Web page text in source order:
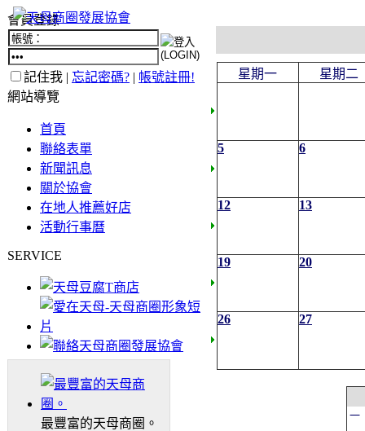
會員登錄
記住我 | 忘記密碼? | 帳號註冊!
網站導覽
首頁
聯絡表單
新聞訊息
關於協會
在地人推薦好店
活動行事曆
SERVICE
最豐富的天母商圈。
星期一 星期二
5 6
12 13
19 20
26 27
一